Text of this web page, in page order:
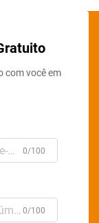
com você em
0/100
0/100